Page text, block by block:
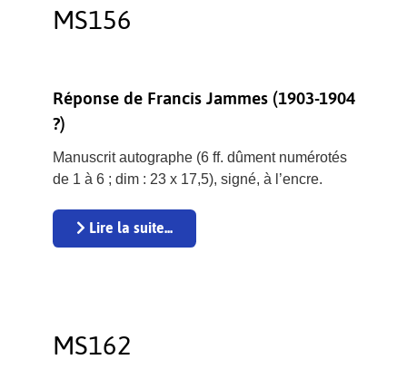
MS156
Réponse de Francis Jammes (1903-1904
?)
Manuscrit autographe (6 ff. dûment numérotés
de 1 à 6 ; dim : 23 x 17,5), signé, à l’encre.
Lire la suite...
MS162